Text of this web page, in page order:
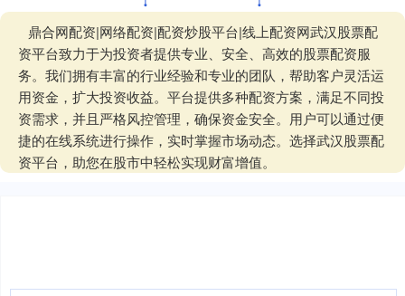
鼎合网配资|网络配资|配资炒股平台|线上配资网武汉股票配
资平台致力于为投资者提供专业、安全、高效的股票配资服
务。我们拥有丰富的行业经验和专业的团队，帮助客户灵活运
用资金，扩大投资收益。平台提供多种配资方案，满足不同投
资需求，并且严格风控管理，确保资金安全。用户可以通过便
捷的在线系统进行操作，实时掌握市场动态。选择武汉股票配
资平台，助您在股市中轻松实现财富增值。